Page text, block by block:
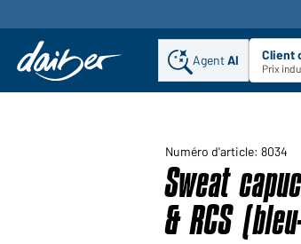
AgentAI Client
Prix
Numéro d'article: 8034
Sweat
& RCS